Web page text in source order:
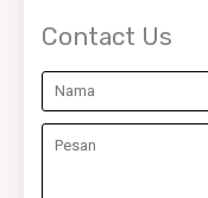
Contact Us